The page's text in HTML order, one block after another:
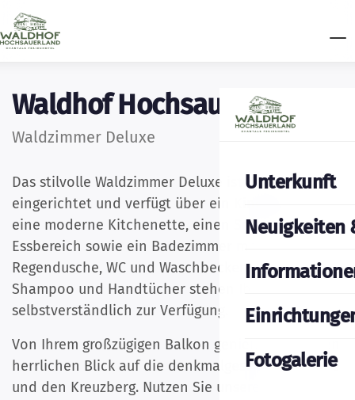
Unterkunft
Neuigkeiten
Fotogalerie
Waldhof Hochsauerland
Waldzimmer Deluxe
Das stilvolle Waldzimmer Deluxe ist modern
eingerichtet und verfügt über ein Kingsize-Bett,
eine moderne Kitchenette, einen Smart-TV, einen
Essbereich sowie ein Badezimmer mit
Regendusche, WC und Waschbecken. Seife,
Shampoo und Handtücher stehen Ihnen
selbstverständlich zur Verfügung.
Von Ihrem großzügigen Balkon genießen Sie einen
herrlichen Blick auf die denkmalgeschützte Kirche
und den Kreuzberg. Nutzen Sie unseren